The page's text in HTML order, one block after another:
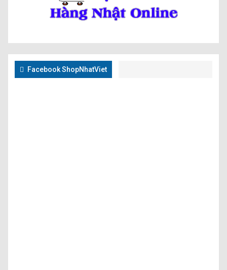
Facebook ShopNhatViet